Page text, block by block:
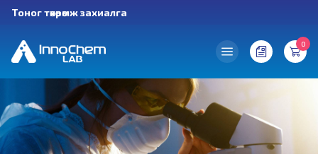
Тоног төхөөрөмж захиалга
0